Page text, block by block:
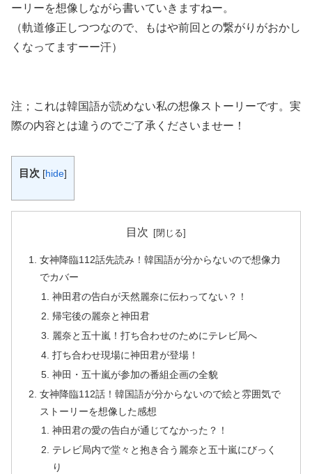
ーリーを想像しながら書いていきますねー。
（軌道修正しつつなので、もはや前回との繋がりがおかし
くなってますーー汗）
注；これは韓国語が読めない私の想像ストーリーです。実
際の内容とは違うのでご了承くださいませー！
目次 [hide]
目次
女神降臨112話先読み！韓国語が分からないので想像力
でカバー
神田君の告白が天然麗奈に伝わってない？！
帰宅後の麗奈と神田君
麗奈と五十嵐！打ち合わせのためにテレビ局へ
打ち合わせ現場に神田君が登場！
神田・五十嵐が参加の番組企画の全貌
女神降臨112話！韓国語が分からないので絵と雰囲気で
ストーリーを想像した感想
神田君の愛の告白が通じてなかった？！
テレビ局内で堂々と抱き合う麗奈と五十嵐にびっく
り